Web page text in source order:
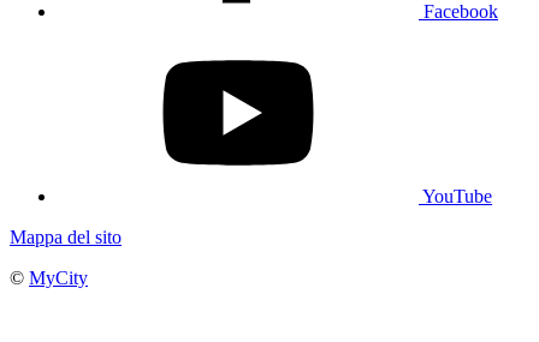
Facebook
YouTube
Mappa del sito
© MyCity